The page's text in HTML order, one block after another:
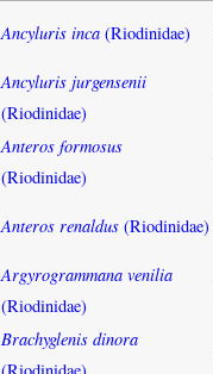
Ancyluris inca (Riodinidae)
Ancyluris jurgensenii
(Riodinidae)
Anteros formosus
(Riodinidae)
Anteros renaldus (Riodinidae)
Argyrogrammana venilia
(Riodinidae)
Brachyglenis dinora